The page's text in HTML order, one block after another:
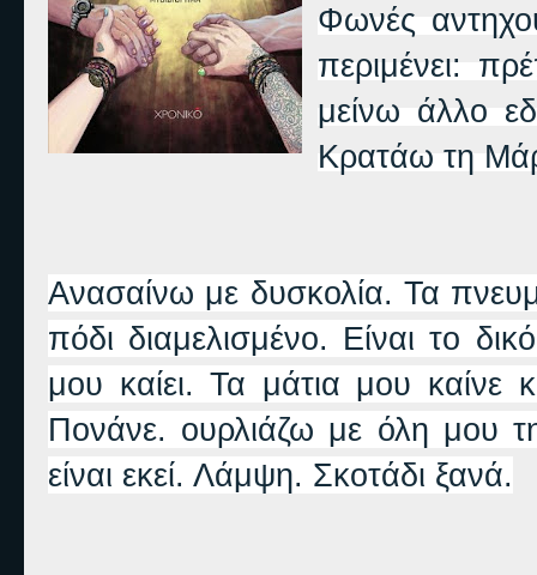
Φωνές
περιμένει:
μείνω άλλο
Κρατάω τη
Ανασαίνω με δυσκολία. Τα
πόδι διαμελισμένο. Είναι το
μου καίει. Τα μάτια μου καίνε
Πονάνε. ουρλιάζω με όλη μου
είναι εκεί. Λάμψη. Σκοτάδι ξανά.